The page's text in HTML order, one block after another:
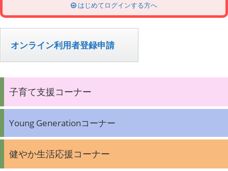
はじめてログインする方へ
オンライン利用者登録申請
子育て支援コーナー
Young Generationコーナー
健やか生活応援コーナー